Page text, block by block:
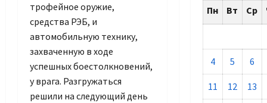
трофейное оружие,
средства РЭБ, и
автомобильную технику,
захваченную в ходе
успешных боестолкновений,
у врага. Разгружаться
решили на следующий день
Пн Вт Ср
4 5 6
11 12 13